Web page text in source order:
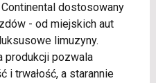
dostosowany
- od miejskich aut
limuzyny.
produkcji pozwala
i trwałość, a starannie